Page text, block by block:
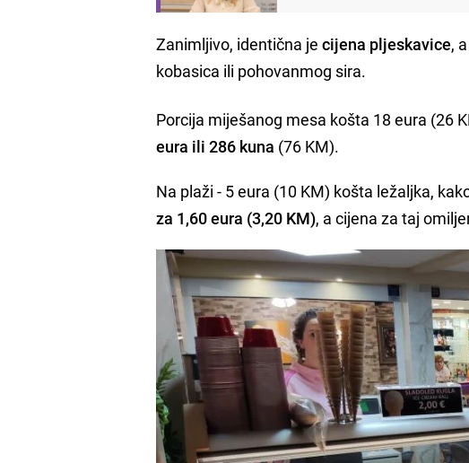
Zanimljivo, identična jecijena pljeskavice,
kobasica ili pohovanmog sira.
Porcija miješanog mesa košta 18 eura (26
eura ili 286 kuna (76 KM).
Na plaži - 5 eura (10 KM) košta ležaljka,
za 1,60 eura (3,20 KM), a cijena za taj